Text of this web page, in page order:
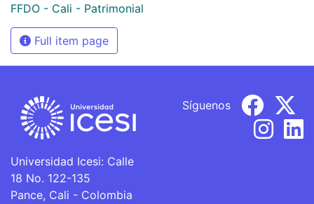
FFDO - Cali - Patrimonial
Full item page
Universidad Icesi: Calle
18 No. 122-135
Pance, Cali - Colombia
Síguenos